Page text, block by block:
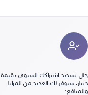
دينار، سنوفر لك العديد من المزايا
والمنافع: